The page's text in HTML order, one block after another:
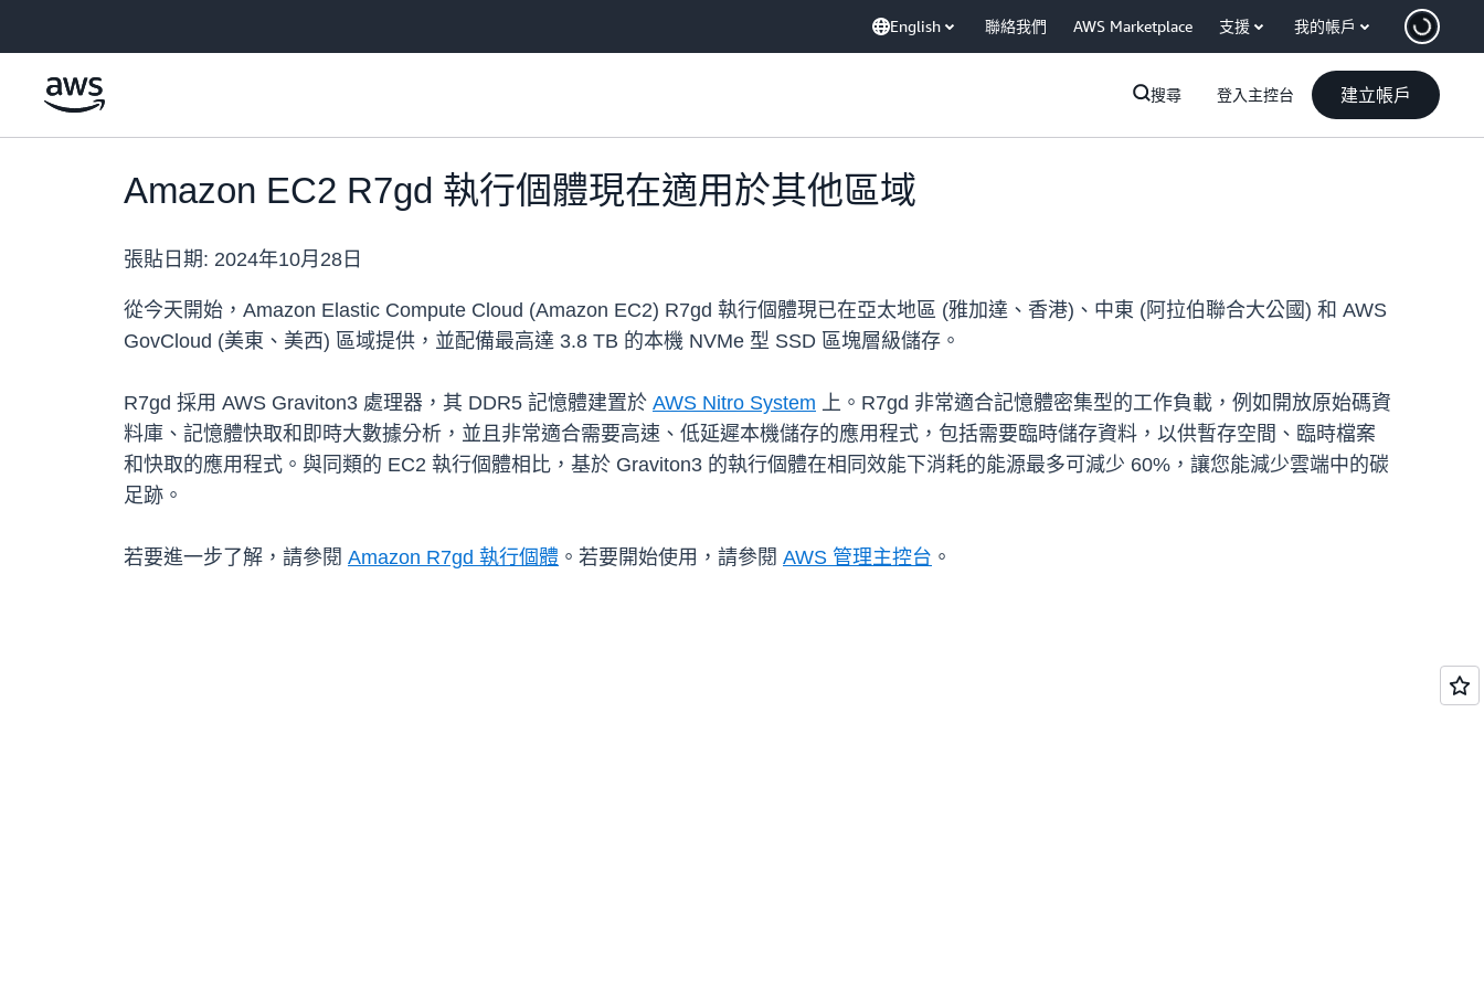
English 聯絡我們 AWS Marketplace 支援 我的帳戶
搜尋 登入主控台 建立帳戶
Amazon EC2 R7gd 執行個體現在適用於其他區域
張貼日期: 2024年10月28日
從今天開始，Amazon Elastic Compute Cloud (Amazon EC2) R7gd 執行個體現已在亞太地區 (雅加達、香港)、中東 (阿拉伯聯合大公國) 和 AWS
GovCloud (美東、美西) 區域提供，並配備最高達 3.8 TB 的本機 NVMe 型 SSD 區塊層級儲存。
R7gd 採用 AWS Graviton3 處理器，其 DDR5 記憶體建置於 AWS Nitro System 上。R7gd 非常適合記憶體密集型的工作負載，例如開放原始碼資
料庫、記憶體快取和即時大數據分析，並且非常適合需要高速、低延遲本機儲存的應用程式，包括需要臨時儲存資料，以供暫存空間、臨時檔案
和快取的應用程式。與同類的 EC2 執行個體相比，基於 Graviton3 的執行個體在相同效能下消耗的能源最多可減少 60%，讓您能減少雲端中的碳
足跡。
若要進一步了解，請參閱 Amazon R7gd 執行個體 。若要開始使用，請參閱 AWS 管理主控台 。